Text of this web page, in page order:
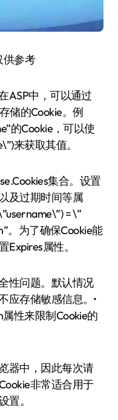
供参考
ASP中，可以通过
储的Cookie。例
的Cookie，可以使
来获取其值。
集合。设置
及过期时间等属
= \”
。为了确保Cookie能
属性。
性问题。默认情况
应存储敏感信息。•
性来限制Cookie的
器中，因此每次请
非常适合用于
置。